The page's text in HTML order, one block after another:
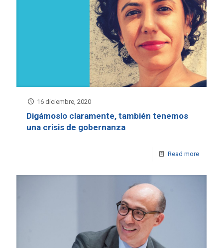
16 diciembre, 2020
Digámoslo claramente, también tenemos
una crisis de gobernanza
Read more